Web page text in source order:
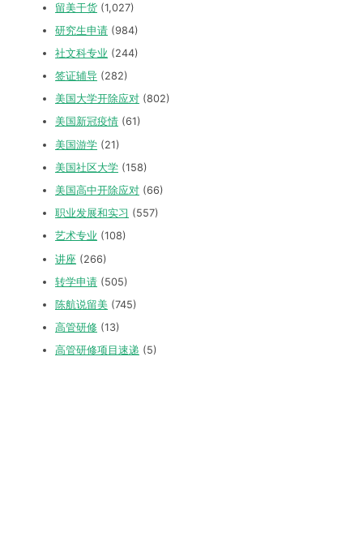
留美干货 (1,027)
研究生申请 (984)
社文科专业 (244)
签证辅导 (282)
美国大学开除应对 (802)
美国新冠疫情 (61)
美国游学 (21)
美国社区大学 (158)
美国高中开除应对 (66)
职业发展和实习 (557)
艺术专业 (108)
讲座 (266)
转学申请 (505)
陈航说留美 (745)
高管研修 (13)
高管研修项目速递 (5)